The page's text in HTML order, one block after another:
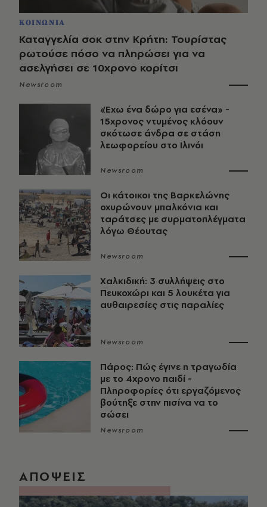
ΚΟΙΝΩΝΙΑ
Καταγγελία σοκ στην Κρήτη: Τουρίστας
ρωτούσε πόσο να πληρώσει για να
ασελγήσει σε 10χρονο κορίτσι
Newsroom
«Έχω ένα δώρο για εσένα» -
15χρονος ντυμένος κλόουν
σκότωσε άνδρα σε στάση
λεωφορείου στο Ιλινόι
Newsroom
Οι κάτοικοι της Βαρκελώνης
οχυρώνουν μπαλκόνια και
ταράτσες με συρματοπλέγματα
λόγω Θέουτας
Newsroom
Χαλκιδική: 3 συλλήψεις στο
Πευκοχώρι και 5 λουκέτα για
αυθαιρεσίες στις παραλίες
Newsroom
Πάρος: Πώς έγινε η τραγωδία
με το 4χρονο παιδί -
Πληροφορίες ότι εργαζόμενος
βούτηξε στην πισίνα να το
σώσει
Newsroom
ΑΠΟΨΕΙΣ